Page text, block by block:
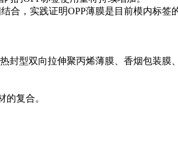
合，实践证明OPP薄膜是目前模内标
封型双向拉伸聚丙烯薄膜、香烟包装膜
的复合。